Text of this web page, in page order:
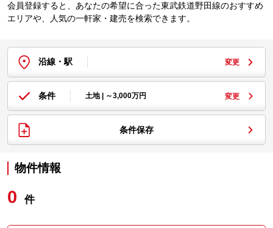
会員登録すると、あなたの希望に合った東武鉄道野田線のおすすめ
エリアや、人気の一軒家・建売を検索できます。
沿線・駅 変更
条件 土地 | ～3,000万円 変更
条件保存
物件情報
0 件